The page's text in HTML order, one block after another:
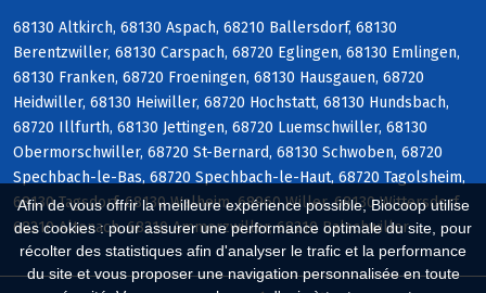
Afin de vous offrir la meilleure expérience possible, Biocoop utilise
des cookies : pour assurer une performance optimale du site, pour
récolter des statistiques afin d'analyser le trafic et la performance
du site et vous proposer une navigation personnalisée en toute
68130 Altkirch, 68130 Aspach, 68210 Ballersdorf, 68130
Berentzwiller, 68130 Carspach, 68720 Eglingen, 68130 Emlingen,
68130 Franken, 68720 Froeningen, 68130 Hausgauen, 68720
Heidwiller, 68130 Heiwiller, 68720 Hochstatt, 68130 Hundsbach,
68720 Illfurth, 68130 Jettingen, 68720 Luemschwiller, 68130
Obermorschwiller, 68720 St-Bernard, 68130 Schwoben, 68720
Spechbach-le-Bas, 68720 Spechbach-le-Haut, 68720 Tagolsheim,
68130 Tagsdorf, 68130 Walheim, 68960 Willer, 68130 Wittersdorf,
68210 Altenach, 68210 Ammerzwiller, 68210 Balschwiller